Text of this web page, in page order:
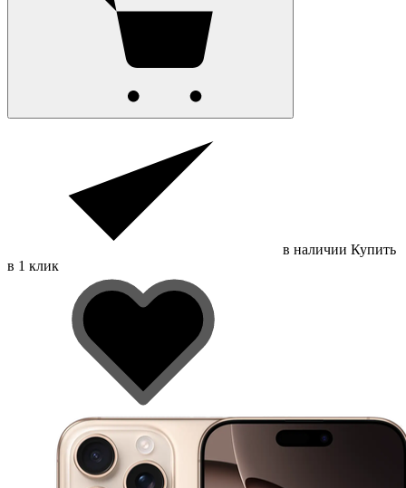
в наличии Купить
в 1 клик